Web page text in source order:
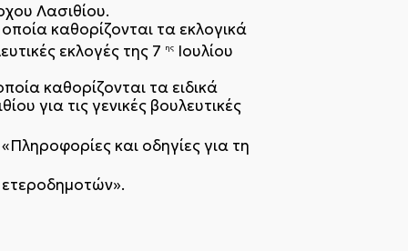
Λασιθίου.
καθορίζονται τα εκλογικά
εκλογές της 7 ης Ιουλίου
καθορίζονται τα ειδικά
για τις γενικές βουλευτικές
και οδηγίες για τη